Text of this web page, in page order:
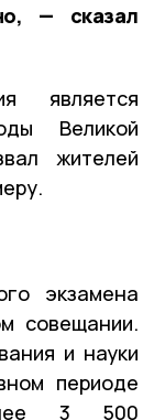
— сказал
является
Великой
жителей
экзамена
совещании.
и науки
периоде
3 500